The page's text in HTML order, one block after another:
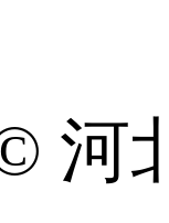
河